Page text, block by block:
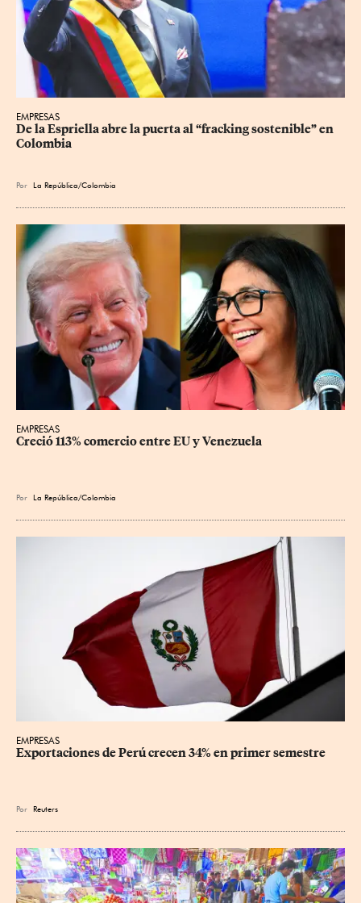
EMPRESAS
De la Espriella abre la puerta al “fracking sostenible” en
Colombia
Por La República/Colombia
EMPRESAS
Creció 113% comercio entre EU y Venezuela
Por La República/Colombia
EMPRESAS
Exportaciones de Perú crecen 34% en primer semestre
Por Reuters